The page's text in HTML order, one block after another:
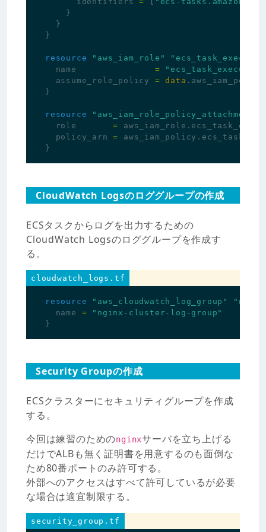
}
}
}
resource "aws_iam_role"
name
=
assume_role_policy
= data .
}
resource "aws_iam_role_policy_attachment"
role
= aws_iam_role .
policy_arn
= aws_iam_policy .
}
CloudWatch Logsのロググループの作成
ECSタスクからログを出力するための
CloudWatch Logsのロググループを作成す
る。
cloudwatch_logs.tf
resource "aws_cloudwatch_log_group"
name
=
"nginx-cluster-log-group"
}
Security Groupの作成
ECSクラスターにセキュリティグループを作成
する。
今回は練習のためのnginxサーバを立ち上げる
だけでALBも無く証明書を用意するのも面倒な
ため80番ポートのみ許可する。
外部へのアクセスはすべて許可しているが必要
な場合は適宜制限する。
security_group.tf